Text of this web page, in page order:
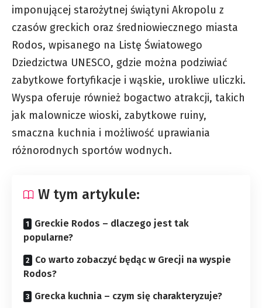
imponującej starożytnej świątyni Akropolu z
czasów greckich oraz średniowiecznego miasta
Rodos, wpisanego na Listę Światowego
Dziedzictwa UNESCO, gdzie można podziwiać
zabytkowe fortyfikacje i wąskie, urokliwe uliczki.
Wyspa oferuje również bogactwo atrakcji, takich
jak malownicze wioski, zabytkowe ruiny,
smaczna kuchnia i możliwość uprawiania
różnorodnych sportów wodnych.
W tym artykule:
Greckie Rodos – dlaczego jest tak
popularne?
Co warto zobaczyć będąc w Grecji na wyspie
Rodos?
Grecka kuchnia – czym się charakteryzuje?